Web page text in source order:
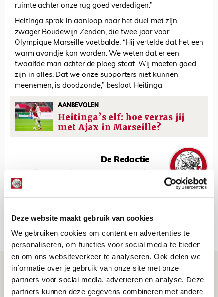
Deze website maakt gebruik van cookies
We gebruiken cookies om content en advertenties te
personaliseren, om functies voor social media te bieden
en om ons websiteverkeer te analyseren. Ook delen we
informatie over je gebruik van onze site met onze
partners voor social media, adverteren en analyse. Deze
partners kunnen deze gegevens combineren met andere
ruimte achter onze rug goed verdedigen.”
Heitinga sprak in aanloop naar het duel met zijn
zwager Boudewijn Zenden, die twee jaar voor
Olympique Marseille voetbalde. “Hij vertelde dat het een
warm avondje kan worden. We weten dat er een
twaalfde man achter de ploeg staat. Wij moeten goed
zijn in alles. Dat we onze supporters niet kunnen
meenemen, is doodzonde,” besloot Heitinga.
AANBEVOLEN
Heitinga’s elf: hoe verras jij
met Ajax in Marseille?
De Redactie
Míchel geeft blessure-update en
spreekt over Godts, Baas en
aanwinsten